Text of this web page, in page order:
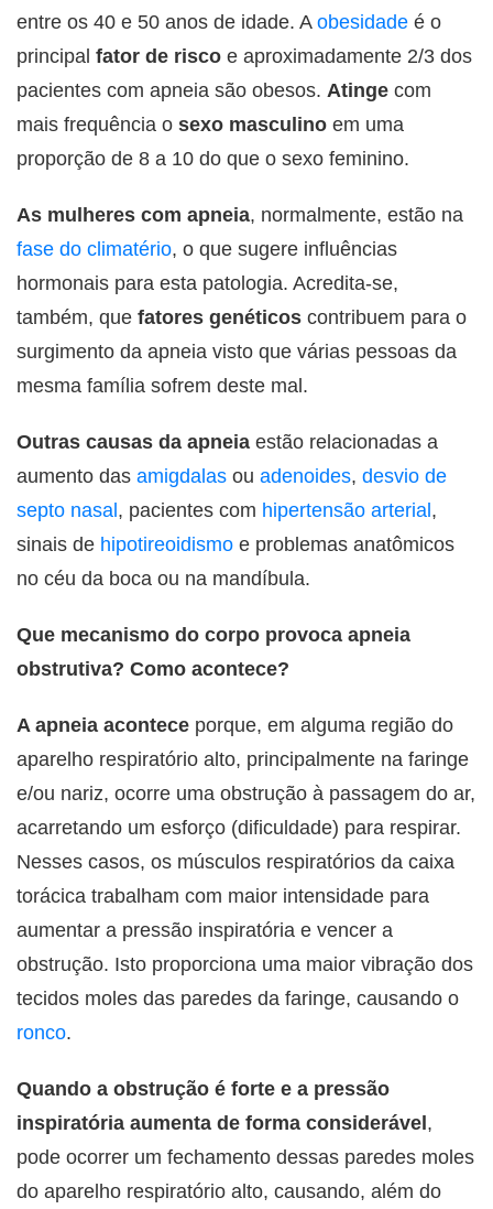
entre os 40 e 50 anos de idade. A obesidade é o
principal fator de risco e aproximadamente 2/3 dos
pacientes com apneia são obesos. Atinge com
mais frequência o sexo masculino em uma
proporção de 8 a 10 do que o sexo feminino.
As mulheres com apneia, normalmente, estão na
fase do climatério, o que sugere influências
hormonais para esta patologia. Acredita-se,
também, que fatores genéticos contribuem para o
surgimento da apneia visto que várias pessoas da
mesma família sofrem deste mal.
Outras causas da apneia estão relacionadas a
aumento das amigdalas ou adenoides, desvio de
septo nasal, pacientes com hipertensão arterial,
sinais de hipotireoidismo e problemas anatômicos
no céu da boca ou na mandíbula.
Que mecanismo do corpo provoca apneia
obstrutiva? Como acontece?
A apneia acontece porque, em alguma região do
aparelho respiratório alto, principalmente na faringe
e/ou nariz, ocorre uma obstrução à passagem do ar,
acarretando um esforço (dificuldade) para respirar.
Nesses casos, os músculos respiratórios da caixa
torácica trabalham com maior intensidade para
aumentar a pressão inspiratória e vencer a
obstrução. Isto proporciona uma maior vibração dos
tecidos moles das paredes da faringe, causando o
ronco.
Quando a obstrução é forte e a pressão
inspiratória aumenta de forma considerável,
pode ocorrer um fechamento dessas paredes moles
do aparelho respiratório alto, causando, além do